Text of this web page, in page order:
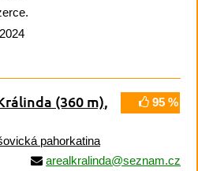
95 %
(360 m),
pahorkatina
arealkralinda@seznam.cz